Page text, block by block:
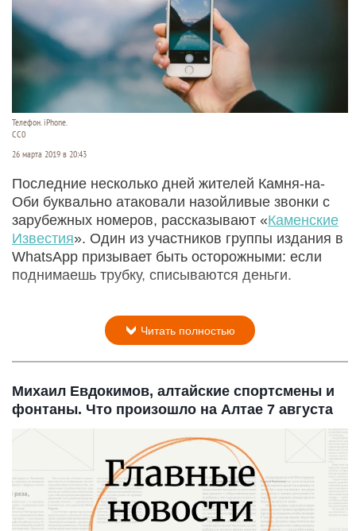
Телефон. iPhone.
СС0
26 марта 2019 в 20:43
Последние несколько дней жителей Камня-на-
Оби буквально атаковали назойливые звонки с
зарубежных номеров, рассказывают «Каменские
Известия». Один из участников группы издания в
WhatsApp призывает быть осторожными: если
поднимаешь трубку, списываются деньги.
Читать полностью
Михаил Евдокимов, алтайские спортсмены и
фонтаны. Что произошло на Алтае 7 августа